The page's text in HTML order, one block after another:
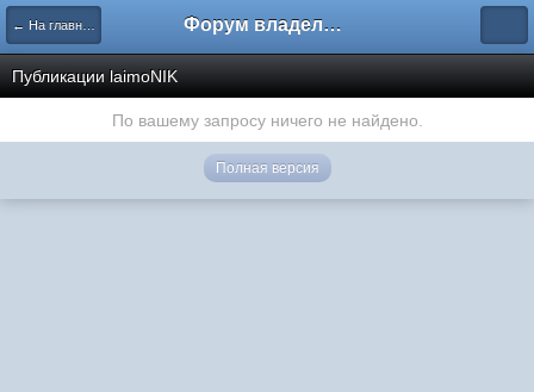
← На главную Форум владельцев интернет-магазинов
Публикации laimoNIK
По вашему запросу ничего не найдено.
Полная версия